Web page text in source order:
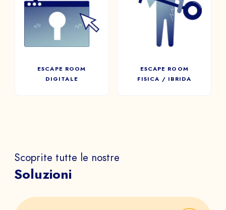
ESCAPE ROOM
DIGITALE
I giocatori dovranno cercare,
aprire forzieri, scoprire
nuove stanze e risolvere una
serie di enigmi in un tempo
ESCAPE ROOM
FISICA / IBRIDA
FISICA / IBRIDA
Un’esperienza immersiva
fisica o ibrida.
Scoprite tutte le nostre
Soluzioni